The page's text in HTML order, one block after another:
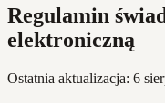
Regulamin
elektroniczną
Ostatnia aktualizacja: 6